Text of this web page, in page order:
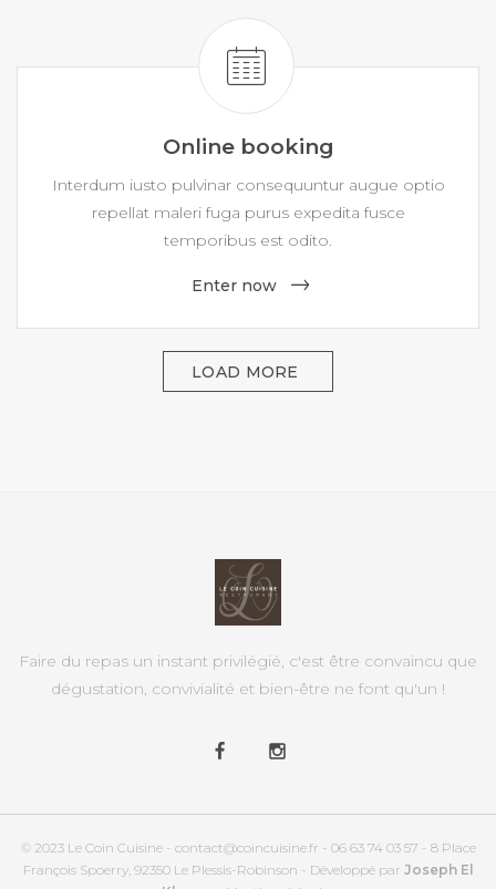
Online booking
Interdum iusto pulvinar consequuntur augue optio
repellat maleri fuga purus expedita fusce
temporibus est odito.
Enter now
LOAD MORE
Faire du repas un instant privilégié, c'est être convaincu que
dégustation, convivialité et bien-être ne font qu'un !
© 2023 Le Coin Cuisine - contact@coincuisine.fr - 06 63 74 03 57 - 8 Place
François Spoerry, 92350 Le Plessis-Robinson - Développé par Joseph El